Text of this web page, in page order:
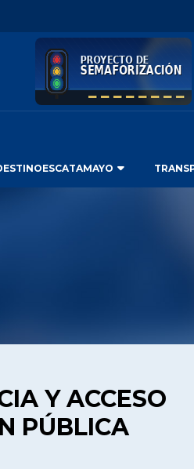
Y ACCESO
PÚBLICA